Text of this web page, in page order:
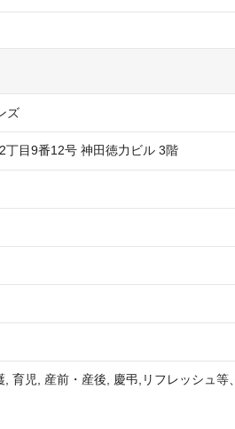
ズ
丁目9番12号 神田徳力ビル 3階
育児, 産前・産後, 慶弔,リフレッシュ等、